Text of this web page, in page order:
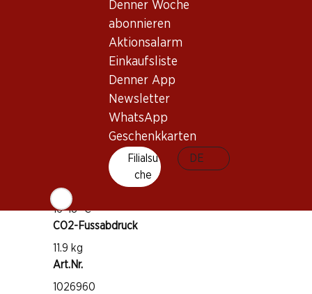
Denner Woche
abonnieren
Aktionsalarm
Einkaufsliste
Denner App
Newsletter
WhatsApp
Geschenkkarten
Filialsu
che
DE
Wissenswertes
Trinktemperatur
16–18 °C
CO2-Fussabdruck
11.9 kg
Art.Nr.
1026960